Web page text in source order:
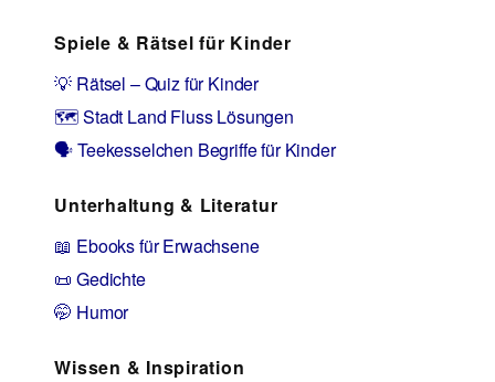
Spiele & Rätsel für Kinder
💡 Rätsel – Quiz für Kinder
🗺️ Stadt Land Fluss Lösungen
🗣️ Teekesselchen Begriffe für Kinder
Unterhaltung & Literatur
📖 Ebooks für Erwachsene
📜 Gedichte
🤭 Humor
Wissen & Inspiration